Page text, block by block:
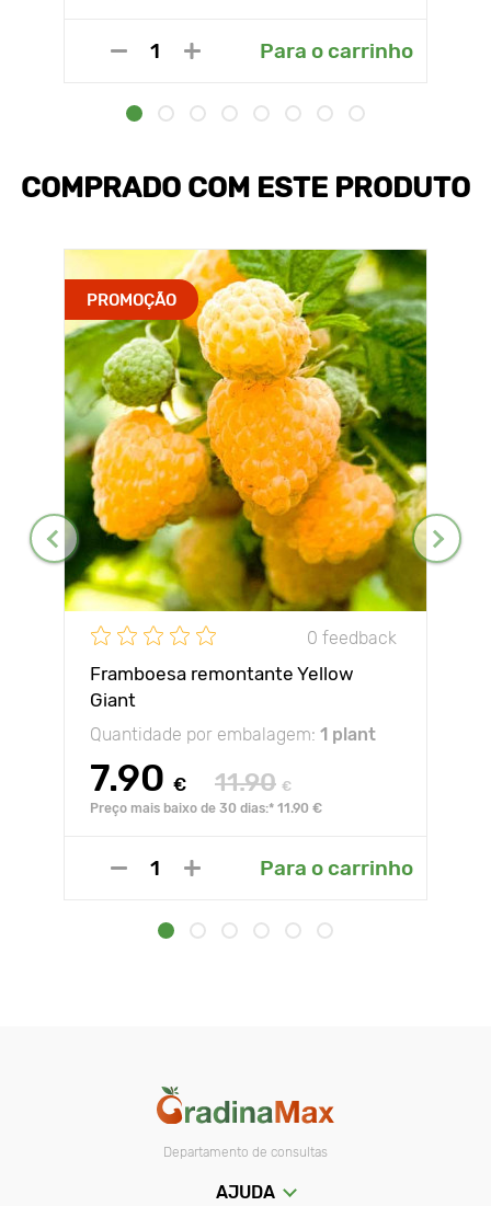
Para o carrinho
COMPRADO COM ESTE PRODUTO
PROMOÇÃO
0 feedback
Framboesa remontante Yellow
Giant
Quantidade por embalagem: 1 plant
7.90 € 11.90 €
Preço mais baixo de 30 dias:* 11.90 €
Para o carrinho
Departamento de consultas
AJUDA